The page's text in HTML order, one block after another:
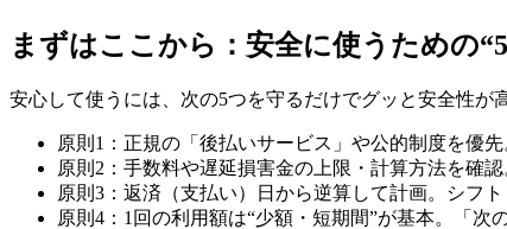
まずはここから：安全に使うための
安心して使うには、次の5つを守るだけでグッと安全性が
原則1：正規の「後払いサービス」や公的制度を優
原則2：手数料や遅延損害金の上限・計算方法を確
原則3：返済（支払い）日から逆算して計画。シフ
原則4：1回の利用額は“少額・短期間”が基本。「次